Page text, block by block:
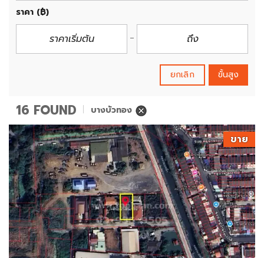
ราคา (฿)
ยกเลิก ขั้นสูง
16 FOUND บางบัวทอง
ขาย